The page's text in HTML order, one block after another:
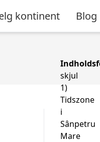
kontinent Blog
skjul
1)
Tidszone
i
Sânpetru
Mare